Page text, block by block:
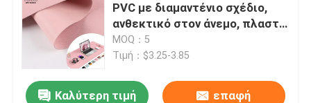
PVC με διαμαντένιο σχέδιο,
ανθεκτικό στον άνεμο, πλαστό
δερμάτινο ύφασμα για τσάντες
και έπιπλα
MOQ：5
Τιμή：$3.25-3.85
Καλύτερη τιμή επαφή